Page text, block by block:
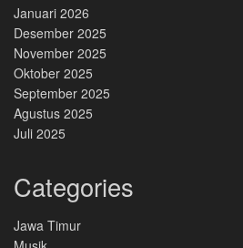
Januari 2026
Desember 2025
November 2025
Oktober 2025
September 2025
Agustus 2025
Juli 2025
Categories
Jawa Timur